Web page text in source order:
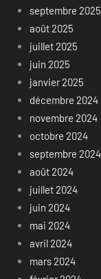
septembre 2025
août 2025
juillet 2025
juin 2025
janvier 2025
décembre 2024
novembre 2024
octobre 2024
septembre 2024
août 2024
juillet 2024
juin 2024
mai 2024
avril 2024
mars 2024